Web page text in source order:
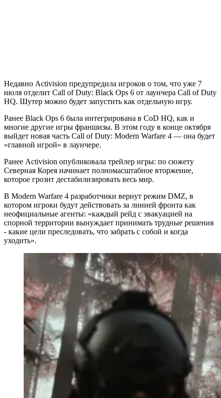
Недавно Activision предупредила игроков о том, что уже 7
июля отделит Call of Duty: Black Ops 6 от лаунчера Call of Duty
HQ. Шутер можно будет запустить как отдельную игру.
Ранее Black Ops 6 была интегрирована в CoD HQ, как и
многие другие игры франшизы. В этом году в конце октября
выйдет новая часть Call of Duty: Modern Warfare 4 — она будет
«главной игрой» в лаунчере.
Ранее Activision опубликовала трейлер игры: по сюжету
Северная Корея начинает полномасштабное вторжение,
которое грозит дестабилизировать весь мир.
В Modern Warfare 4 разработчики вернут режим DMZ, в
котором игроки будут действовать за линией фронта как
неофициальные агенты: «каждый рейд с эвакуацией на
спорной территории вынуждает принимать трудные решения
- какие цели преследовать, что забрать с собой и когда
уходить».